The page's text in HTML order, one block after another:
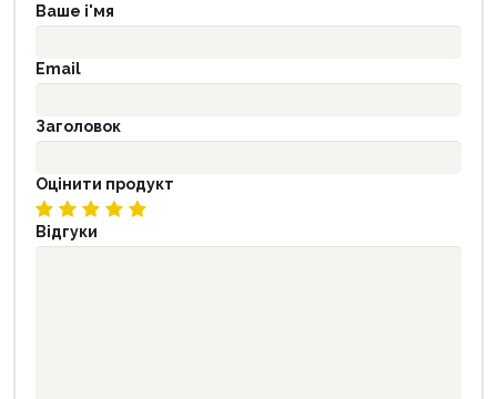
Ваше і'мя
Email
Заголовок
Оцінити продукт
Відгуки